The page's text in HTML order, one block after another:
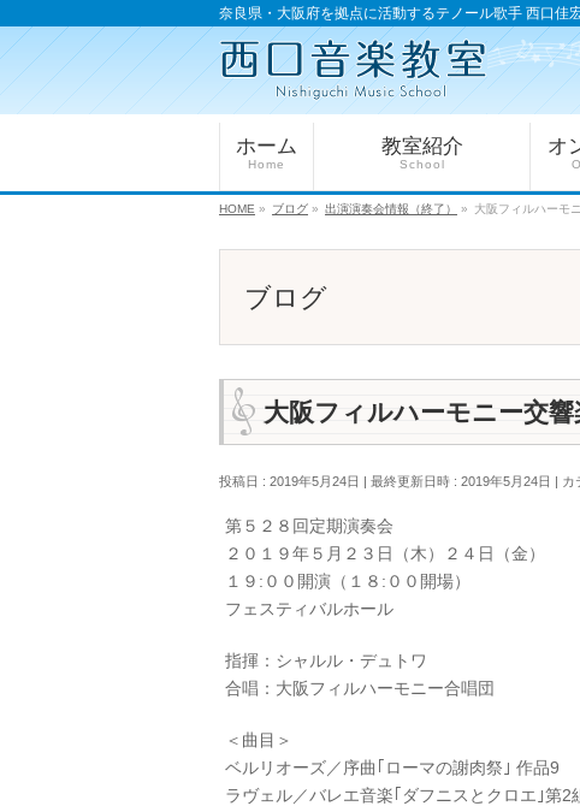
奈良県・大阪府を拠点に活動するテノール歌手 西口佳
ホーム
Home
教室紹介
School
オ
HOME » ブログ » 出演演奏会情報（終了） » 大阪フィルハーモ
ブログ
大阪フィルハーモニー交
投稿日 : 2019年5月24日 最終更新日時 : 2019年5月24日 カ
第５２８回定期演奏会
２０１９年５月２３日（木）２４日（金）
１９:００開演（１８:００開場）
フェスティバルホール
指揮：シャルル・デュトワ
合唱：大阪フィルハーモニー合唱団
＜曲目＞
ベルリオーズ／序曲｢ローマの謝肉祭｣ 作品9
ラヴェル／バレエ音楽｢ダフニスとクロエ｣第2